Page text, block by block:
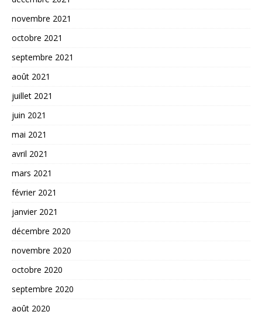
novembre 2021
octobre 2021
septembre 2021
août 2021
juillet 2021
juin 2021
mai 2021
avril 2021
mars 2021
février 2021
janvier 2021
décembre 2020
novembre 2020
octobre 2020
septembre 2020
août 2020